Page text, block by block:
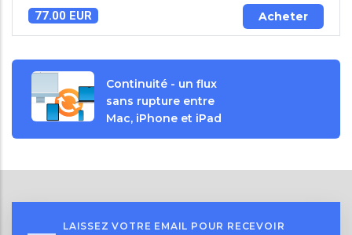
77.00 EUR Acheter
Continuité - un flux
sans rupture entre
Mac, iPhone et iPad
LAISSEZ VOTRE EMAIL POUR RECEVOIR